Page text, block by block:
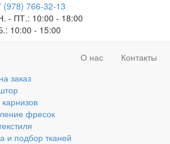
(978) 766-32-13
- ПТ.: 10:00 - 18:00
10:00 - 15:00
заказ
фресок
и подбор тканей
О нас Контакты